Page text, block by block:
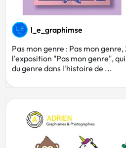
l_e_graphimse
Pas mon genre : Pas mon
l'exposition "Pas mon genre",
du genre dans l'histoire de ...